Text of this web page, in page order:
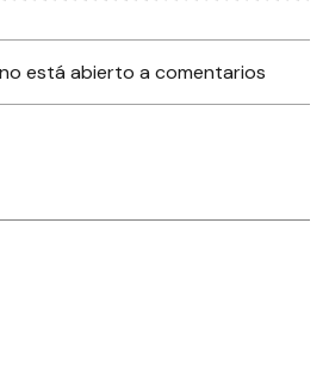
está abierto a comentarios